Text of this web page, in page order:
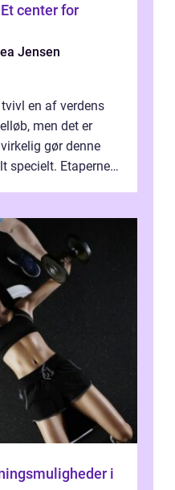
center for
Jensen
en af verdens
men det er
gør denne
specielt. Etaperne i
i